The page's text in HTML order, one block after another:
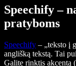
Speechify –
pratyboms
Speechify – „teksto į
anglišką tekstą. Tai
Galite rinktis akcentą